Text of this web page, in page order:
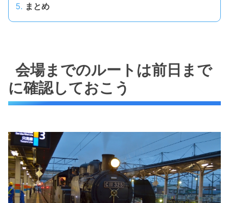
まとめ
会場までのルートは前日まで
に確認しておこう